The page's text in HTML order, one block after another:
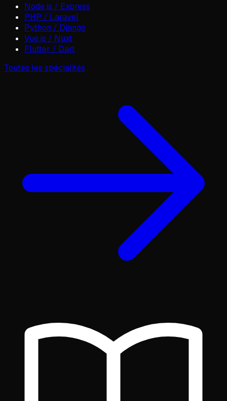
Node.js / Express
PHP / Laravel
Python / Django
Vue.js / Nuxt
Flutter / Dart
Toutes les spécialités